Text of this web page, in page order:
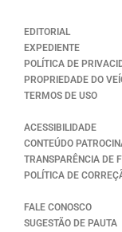
EDITORIAL
EXPEDIENTE
POLÍTICA DE
PROPRIEDADE DO
TERMOS DE USO
ACESSIBILIDADE
CONTEÚDO
TRANSPARÊNCIA DE
POLÍTICA DE
FALE CONOSCO
SUGESTÃO DE PAUTA